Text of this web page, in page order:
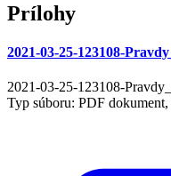
Prílohy
2021-03-25-123108-
2021-03-25-123108-
Typ súboru: PDF